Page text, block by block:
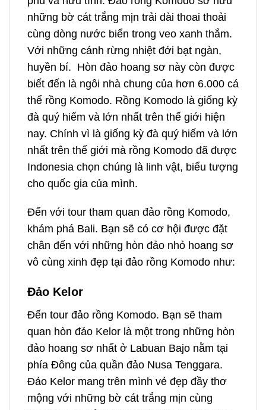
những bờ cát trắng mịn trải dài thoai thoải
cùng dòng nước biển trong veo xanh thắm.
Với những cánh rừng nhiệt đới bạt ngàn,
huyền bí. Hòn đảo hoang sơ này còn được
biết đến là ngôi nhà chung của hơn 6.000 cá
thể rồng Komodo. Rồng Komodo là giống kỳ
đà quý hiếm và lớn nhất trên thế giới hiện
nay. Chính vì là giống kỳ đà quý hiếm và lớn
nhất trên thế giới mà rồng Komodo đã được
Indonesia chọn chúng là linh vật, biểu tượng
cho quốc gia của mình.
Đến với tour tham quan đảo rồng Komodo,
khám phá Bali. Bạn sẽ có cơ hội được đặt
chân đến với những hòn đảo nhỏ hoang sơ
vô cùng xinh đẹp tại đảo rồng Komodo như:
Đảo Kelor
Đến tour đảo rồng Komodo. Bạn sẽ tham
quan hòn đảo Kelor là một trong những hòn
đảo hoang sơ nhất ở Labuan Bajo nằm tại
phía Đông của quần đảo Nusa Tenggara.
Đảo Kelor mang trên mình vẻ đẹp đầy thơ
mộng với những bờ cát trắng mịn cùng